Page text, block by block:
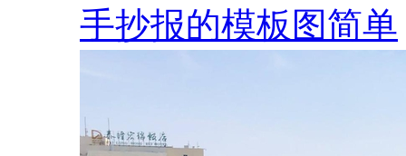
手抄报的模板图简单